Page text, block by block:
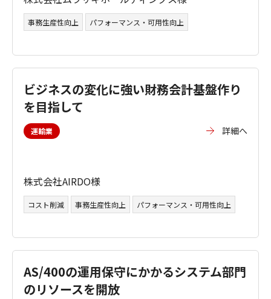
事務生産性向上 パフォーマンス・可用性向上
ビジネスの変化に強い財務会計基盤作り
を目指して
運輸業 詳細へ
株式会社AIRDO様
コスト削減 事務生産性向上 パフォーマンス・可用性向上
AS/400の運用保守にかかるシステム部門
のリソースを開放